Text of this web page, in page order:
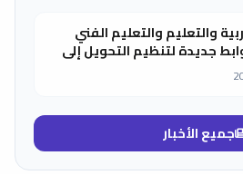
والتعليم والتعليم الفني
جديدة لتنظيم التحويل إلى
بالمرحلة الثانوية
جميع الأخبار